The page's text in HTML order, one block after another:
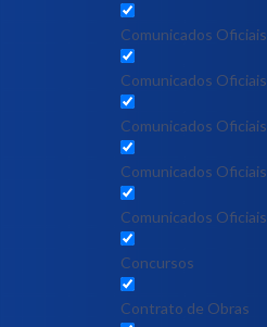
Comunicados Oficiais
Comunicados Oficiais
Comunicados Oficiais
Comunicados Oficiais
Comunicados Oficiais
Concursos
Contrato de Obras